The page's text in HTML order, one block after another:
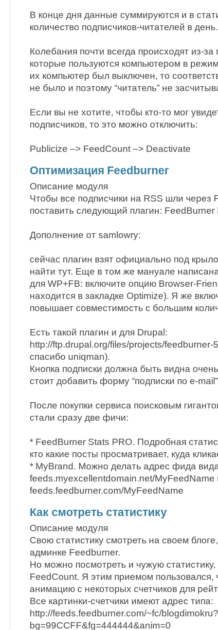
В конце дня данные суммируются и в
количество подписчиков-читателей в день.
Колебания почти всегда происходят из-за
которые пользуются компьютером в
их компьютер был выключен, то
не было и поэтому “читатель” не
Если вы не хотите, чтобы кто-то мог
подписчиков, то это можно отключить:
Publicize –> FeedCount –> Deactivate
Оптимизация Feedburner
Описание модуля
Чтобы все подписчики на RSS шли через
поставить следующий плагин: FeedBurner
Дополнение от samlowry:
сейчас плагин взят официально под
найти тут. Еще в том же мануале
для WP+FB: включите опцию Browser-
находится в закладке Optimize). Я же
повышает совместимость с большим
Есть такой плагин и для Drupal:
http://ftp.drupal.org/files/projects/feedburner-
спасибо uniqman).
Кнопка подписки должна быть видна
стоит добавить форму “подписки по e-
После покупки сервиса поисковым
стали сразу две фичи:
* FeedBurner Stats PRO. Подробная
кто какие посты просматривает, куда
* MyBrand. Можно делать адрес фида
feeds.myexcellentdomain.net/MyFeedName
feeds.feedburner.com/MyFeedName
Как смотреть статистику
Описание модуля
Свою статистику смотреть на своем
админке Feedburner.
Но можно посмотреть и чужую
FeedCount. Я этим приемом пользовался,
анимацию с некоторых счетчиков для
Все картинки-счетчики имеют адрес типа:
http://feeds.feedburner.com/~fc/blogdimokru?
bg=99CCFF&fg=444444&anim=0